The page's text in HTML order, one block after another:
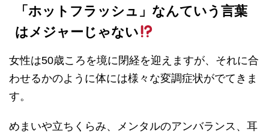
「ホットフラッシュ」なんていう言葉
はメジャーじゃない
女性は50歳ころを境に閉経を迎えますが、それに合
わせるかのように体には様々な変調症状がでてきま
す。
めまいや立ちくらみ、メンタルのアンバランス、耳